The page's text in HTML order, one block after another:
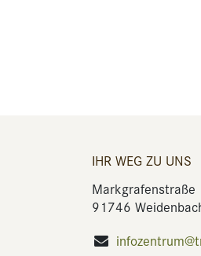
IHR WEG ZU UNS
Markgrafenstraße
91746